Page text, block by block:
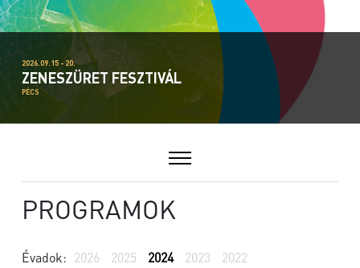
2026.09.15 - 20.
ZENESZÜRET FESZTIVÁL
PÉCS
PROGRAMOK
Évadok: 2026 2025 2024 2023 2022